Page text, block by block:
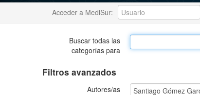
Acceder a MediSur:
Buscar todas las
categorías para
Filtros avanzados
Autores/as